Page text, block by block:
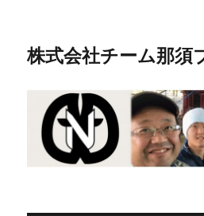
株式会社チーム那須